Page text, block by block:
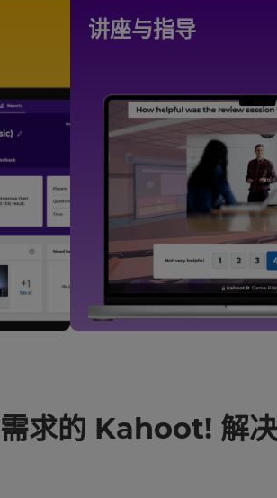
讲座与指导
求的 Kahoot! 解